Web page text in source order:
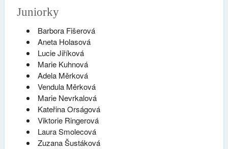
Juniorky
Barbora Fišerová
Aneta Holasová
Lucie Jiříková
Marie Kuhnová
Adela Měrková
Vendula Měrková
Marie Nevrkalová
Kateřina Orságová
Viktorie Ringerová
Laura Smolecová
Zuzana Šustáková